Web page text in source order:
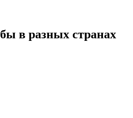
в разных странах